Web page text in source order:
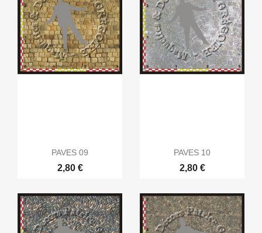
PAVES 09
2,80 €
PAVES 10
2,80 €